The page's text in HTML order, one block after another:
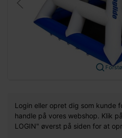
Login eller opret dig som kunde
handle på vores webshop. Klik
LOGIN" øverst på siden for at